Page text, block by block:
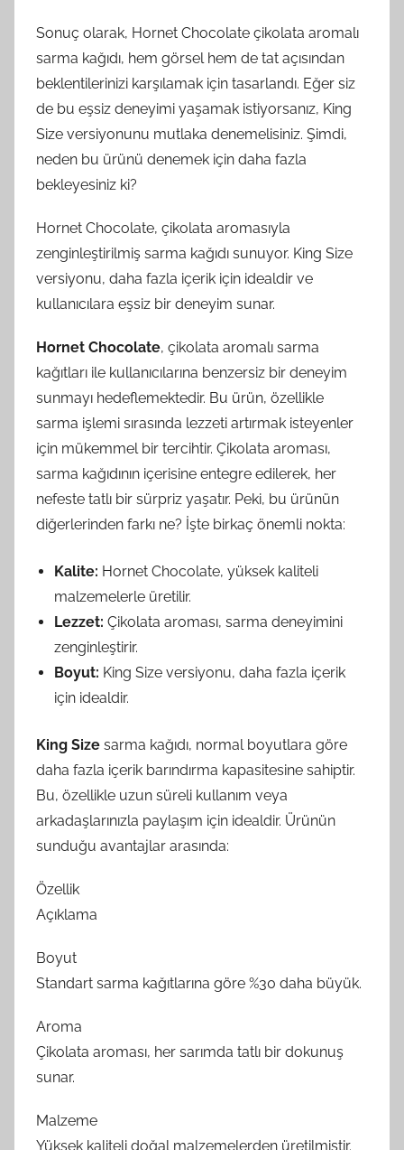
Sonuç olarak, Hornet Chocolate çikolata aromalı
sarma kağıdı, hem görsel hem de tat açısından
beklentilerinizi karşılamak için tasarlandı. Eğer siz
de bu eşsiz deneyimi yaşamak istiyorsanız, King
Size versiyonunu mutlaka denemelisiniz. Şimdi,
neden bu ürünü denemek için daha fazla
bekleyesiniz ki?
Hornet Chocolate, çikolata aromasıyla
zenginleştirilmiş sarma kağıdı sunuyor. King Size
versiyonu, daha fazla içerik için idealdir ve
kullanıcılara eşsiz bir deneyim sunar.
Hornet Chocolate, çikolata aromalı sarma
kağıtları ile kullanıcılarına benzersiz bir deneyim
sunmayı hedeflemektedir. Bu ürün, özellikle
sarma işlemi sırasında lezzeti artırmak isteyenler
için mükemmel bir tercihtir. Çikolata aroması,
sarma kağıdının içerisine entegre edilerek, her
nefeste tatlı bir sürpriz yaşatır. Peki, bu ürünün
diğerlerinden farkı ne? İşte birkaç önemli nokta:
Kalite: Hornet Chocolate, yüksek kaliteli
malzemelerle üretilir.
Lezzet: Çikolata aroması, sarma deneyimini
zenginleştirir.
Boyut: King Size versiyonu, daha fazla içerik
için idealdir.
King Size sarma kağıdı, normal boyutlara göre
daha fazla içerik barındırma kapasitesine sahiptir.
Bu, özellikle uzun süreli kullanım veya
arkadaşlarınızla paylaşım için idealdir. Ürünün
sunduğu avantajlar arasında:
Özellik
Açıklama
Boyut
Standart sarma kağıtlarına göre %30 daha büyük.
Aroma
Çikolata aroması, her sarımda tatlı bir dokunuş
sunar.
Malzeme
Yüksek kaliteli doğal malzemelerden üretilmiştir.